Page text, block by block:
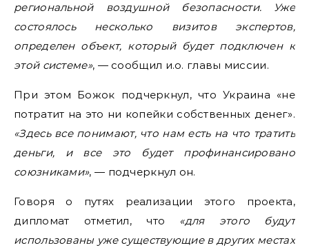
региональной воздушной безопасности. Уже
состоялось несколько визитов экспертов,
определен объект, который будет подключен к
этой системе», — сообщил и.о. главы миссии.
При этом Божок подчеркнул, что Украина «не
потратит на это ни копейки собственных денег».
«Здесь все понимают, что нам есть на что тратить
деньги, и все это будет профинансировано
союзниками», — подчеркнул он.
Говоря о путях реализации этого проекта,
дипломат отметил, что «для этого будут
использованы уже существующие в других местах